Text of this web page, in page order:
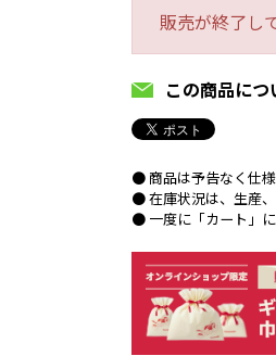
販売が終了し
この商品に
● 商品は予告なく仕様
● 在庫状況は、生産、
● 一度に「カート」に